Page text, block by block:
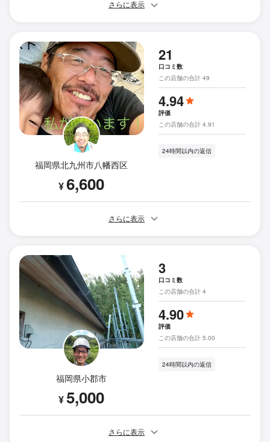
さらに表示
福岡県北九州市八幡西区
¥6,600
21
口コミ数
この店舗の合計 49
4.94
評価
この店舗の合計 4.91
24時間以内の返信
さらに表示
福岡県小郡市
¥5,000
3
口コミ数
この店舗の合計 4
4.90
評価
この店舗の合計 5.00
24時間以内の返信
さらに表示